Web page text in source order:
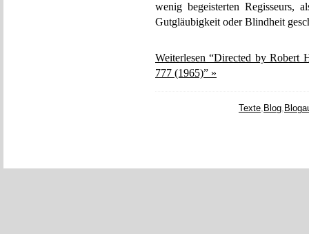
wenig begeisterten Regisseurs,
Gutgläubigkeit oder Blindheit
Weiterlesen “Directed by Robert
777 (1965)” »
Texte, Blog,